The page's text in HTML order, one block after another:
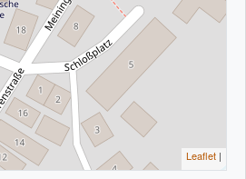
Leaflet |